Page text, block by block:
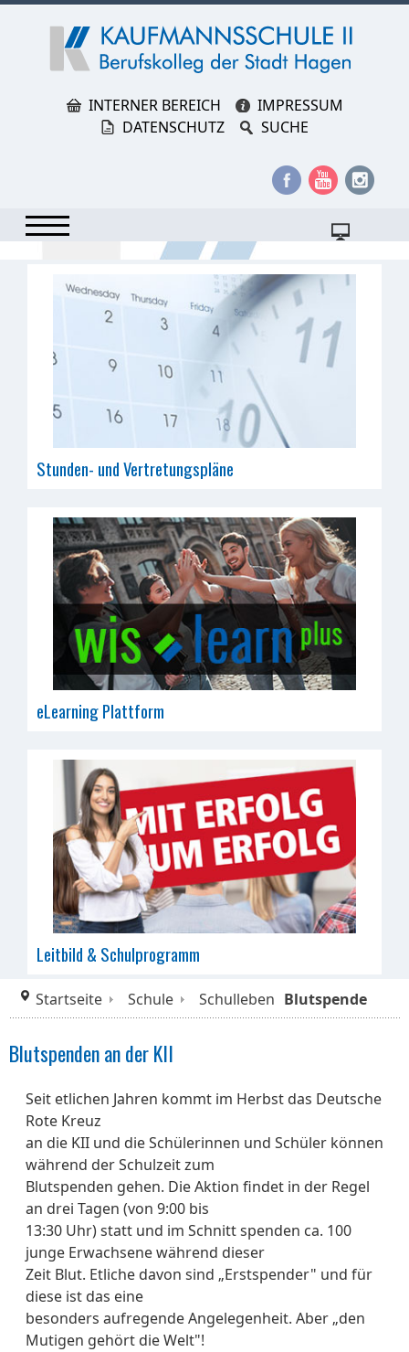
INTERNER BEREICH
IMPRESSUM
DATENSCHUTZ
SUCHE
Stunden- und Vertretungspläne
eLearning Plattform
Leitbild & Schulprogramm
Startseite Schule Schulleben Blutspende
Blutspenden an der KII
Seit etlichen Jahren kommt im Herbst das Deutsche
Rote Kreuz
an die KII und die Schülerinnen und Schüler können
während der Schulzeit zum
Blutspenden gehen. Die Aktion findet in der Regel
an drei Tagen (von 9:00 bis
13:30 Uhr) statt und im Schnitt spenden ca. 100
junge Erwachsene während dieser
Zeit Blut. Etliche davon sind „Erstspender" und für
diese ist das eine
besonders aufregende Angelegenheit. Aber „den
Mutigen gehört die Welt"!